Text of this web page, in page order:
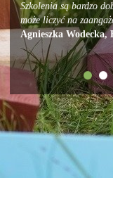
Szkolenia są bardzo
może liczyć na
Agnieszka